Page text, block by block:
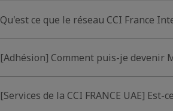
Qu'est ce que le réseau CCI France
[Adhésion] Comment puis-je devenir
[Services de la CCI FRANCE UAE]